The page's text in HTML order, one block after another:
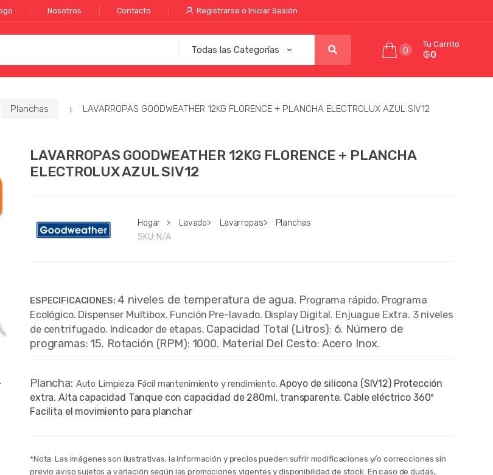
Nosotros Contacto Registrarse o Iniciar Sesión
0
Tu Carrito
₲0
Planchas LAVARROPAS GOODWEATHER 12KG FLORENCE + PLANCHA ELECTROLUX AZUL SIV12
LAVARROPAS GOODWEATHER 12KG FLORENCE + PLANCHA
ELECTROLUX AZUL SIV12
Hogar > Lavado> Lavarropas>
Planchas
SKU: N/A
ESPECIFICACIONES: 4 niveles de temperatura de agua. Programa rápido. Programa
Ecológico. Dispenser Multibox. Función Pre-lavado. Display Digital. Enjuague Extra. 3 niveles
de centrifugado. Indicador de etapas. Capacidad Total (Litros): 6. Número de
programas: 15. Rotación (RPM): 1000. Material Del Cesto: Acero Inox.
Plancha: Auto Limpieza Fácil mantenimiento y rendimiento.Apoyo de silicona (SIV12) Protección
extra. Alta capacidad Tanque con capacidad de 280ml, transparente. Cable eléctrico 360º
Facilita el movimiento para planchar
*Nota: Las imágenes son ilustrativas, la información y precios pueden sufrir modificaciones y/o correcciones sin
previo aviso sujetos a variación según las promociones vigentes y disponibilidad de stock. En caso de dudas,